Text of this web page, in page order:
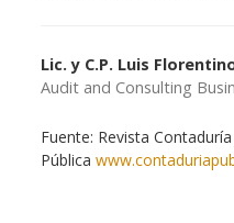
Lic. y C.P. Luis
Audit and Consulting
Fuente: Revista Contaduría
Pública